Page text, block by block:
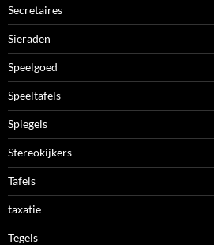
Secretaires
Sieraden
Speelgoed
Speeltafels
Spiegels
Stereokijkers
Tafels
taxatie
Tegels